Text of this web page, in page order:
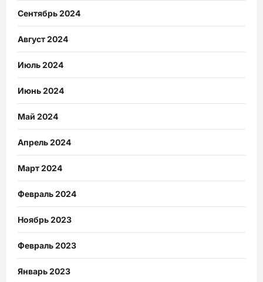
Сентябрь 2024
Август 2024
Июль 2024
Июнь 2024
Май 2024
Апрель 2024
Март 2024
Февраль 2024
Ноябрь 2023
Февраль 2023
Январь 2023